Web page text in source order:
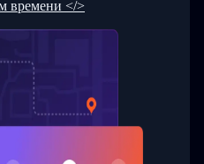
времени </>